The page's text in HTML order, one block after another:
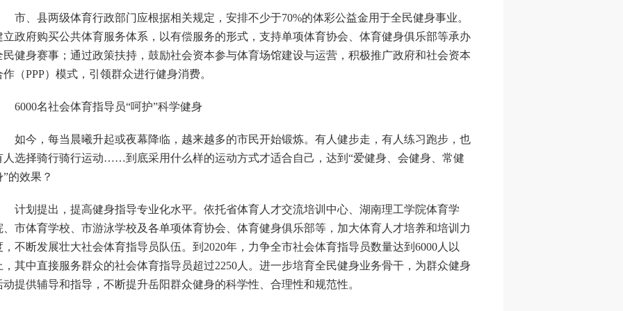
、县两级体育行政部门应根据相关规定，安排不少于70%的体彩公益金用于全民健身事业。
立政府购买公共体育服务体系，以有偿服务的形式，支持单项体育协会、体育健身俱乐部等承办
民健身赛事；通过政策扶持，鼓励社会资本参与体育场馆建设与运营，积极推广政府和社会资本
作（PPP）模式，引领群众进行健身消费。
名社会体育指导员“呵护”科学健身
今，每当晨曦升起或夜幕降临，越来越多的市民开始锻炼。有人健步走，有人练习跑步，也
人选择骑行骑行运动……到底采用什么样的运动方式才适合自己，达到“爱健身、会健身、常健
”的效果？
划提出，提高健身指导专业化水平。依托省体育人才交流培训中心、湖南理工学院体育学
、市体育学校、市游泳学校及各单项体育协会、体育健身俱乐部等，加大体育人才培养和培训力
，不断发展壮大社会体育指导员队伍。到2020年，力争全市社会体育指导员数量达到6000人以
，其中直接服务群众的社会体育指导员超过2250人。进一步培育全民健身业务骨干，为群众健身
动提供辅导和指导，不断提升岳阳群众健身的科学性、合理性和规范性。